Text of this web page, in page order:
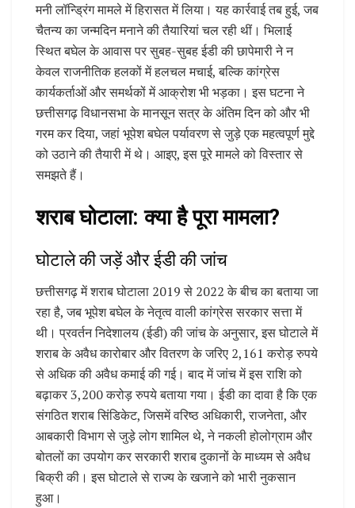
मनी लॉन्ड्रिंग मामले में हिरासत में लिया। यह कार्रवाई तब हुई, जब
चैतन्य का जन्मदिन मनाने की तैयारियां चल रही थीं। भिलाई
स्थित बघेल के आवास पर सुबह-सुबह ईडी की छापेमारी ने न
केवल राजनीतिक हलकों में हलचल मचाई, बल्कि कांग्रेस
कार्यकर्ताओं और समर्थकों में आक्रोश भी भड़का। इस घटना ने
छत्तीसगढ़ विधानसभा के मानसून सत्र के अंतिम दिन को और भी
गरम कर दिया, जहां भूपेश बघेल पर्यावरण से जुड़े एक महत्वपूर्ण मुद्दे
को उठाने की तैयारी में थे। आइए, इस पूरे मामले को विस्तार से
समझते हैं।
शराब घोटाला: क्या है पूरा मामला?
घोटाले की जड़ें और ईडी की जांच
छत्तीसगढ़ में शराब घोटाला 2019 से 2022 के बीच का बताया जा
रहा है, जब भूपेश बघेल के नेतृत्व वाली कांग्रेस सरकार सत्ता में
थी। प्रवर्तन निदेशालय (ईडी) की जांच के अनुसार, इस घोटाले में
शराब के अवैध कारोबार और वितरण के जरिए 2,161 करोड़ रुपये
से अधिक की अवैध कमाई की गई। बाद में जांच में इस राशि को
बढ़ाकर 3,200 करोड़ रुपये बताया गया। ईडी का दावा है कि एक
संगठित शराब सिंडिकेट, जिसमें वरिष्ठ अधिकारी, राजनेता, और
आबकारी विभाग से जुड़े लोग शामिल थे, ने नकली होलोग्राम और
बोतलों का उपयोग कर सरकारी शराब दुकानों के माध्यम से अवैध
बिक्री की। इस घोटाले से राज्य के खजाने को भारी नुकसान
हुआ।